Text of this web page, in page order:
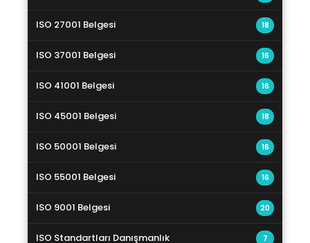
ISO 27001 Belgesi 18
ISO 37001 Belgesi 16
ISO 41001 Belgesi 16
ISO 45001 Belgesi 18
ISO 50001 Belgesi 16
ISO 55001 Belgesi 16
ISO 9001 Belgesi 20
ISO Standartları Danışmanlık 7